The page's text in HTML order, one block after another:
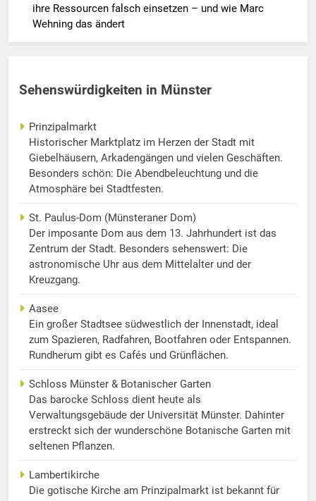
ihre Ressourcen falsch einsetzen – und wie Marc
Wehning das ändert
Sehenswürdigkeiten in Münster
Prinzipalmarkt
Historischer Marktplatz im Herzen der Stadt mit
Giebelhäusern, Arkadengängen und vielen Geschäften.
Besonders schön: Die Abendbeleuchtung und die
Atmosphäre bei Stadtfesten.
St. Paulus-Dom (Münsteraner Dom)
Der imposante Dom aus dem 13. Jahrhundert ist das
Zentrum der Stadt. Besonders sehenswert: Die
astronomische Uhr aus dem Mittelalter und der
Kreuzgang.
Aasee
Ein großer Stadtsee südwestlich der Innenstadt, ideal
zum Spazieren, Radfahren, Bootfahren oder Entspannen.
Rundherum gibt es Cafés und Grünflächen.
Schloss Münster & Botanischer Garten
Das barocke Schloss dient heute als
Verwaltungsgebäude der Universität Münster. Dahinter
erstreckt sich der wunderschöne Botanische Garten mit
seltenen Pflanzen.
Lambertikirche
Die gotische Kirche am Prinzipalmarkt ist bekannt für